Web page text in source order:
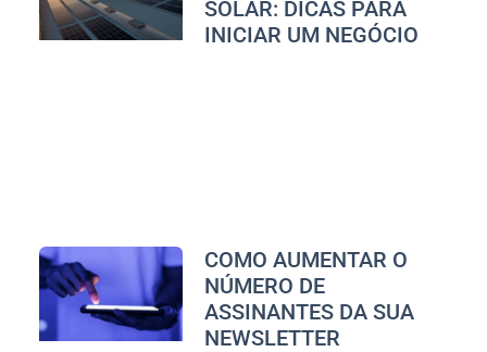
SOLAR: DICAS PARA
INICIAR UM NEGÓCIO
COMO AUMENTAR O
NÚMERO DE
ASSINANTES DA SUA
NEWSLETTER